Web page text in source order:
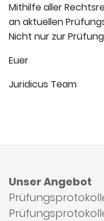
Mithilfe aller
an aktuellen
Nicht nur zur
Euer
Juridicus Team
Unser Angebot